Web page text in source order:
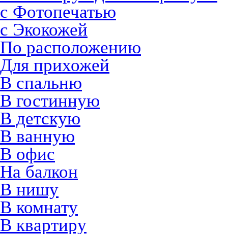
с Фотопечатью
с Экокожей
По расположению
Для прихожей
В спальню
В гостинную
В детскую
В ванную
В офис
На балкон
В нишу
В комнату
В квартиру